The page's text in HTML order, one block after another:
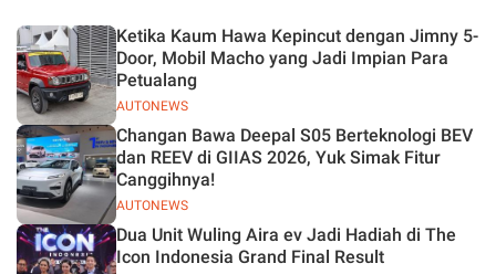
AUTONEWS
Ketika Kaum Hawa Kepincut dengan Jimny 5-
Door, Mobil Macho yang Jadi Impian Para
Petualang
AUTONEWS
Changan Bawa Deepal S05 Berteknologi BEV
dan REEV di GIIAS 2026, Yuk Simak Fitur
Canggihnya!
Dua Unit Wuling Aira ev Jadi Hadiah di The
Icon Indonesia Grand Final Result